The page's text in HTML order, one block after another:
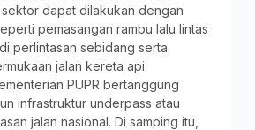
dapat dilakukan dengan
pemasangan rambu lalu lintas
perlintasan sebidang serta
jalan kereta api.
PUPR bertanggung
infrastruktur underpass atau
jalan nasional. Di samping itu,